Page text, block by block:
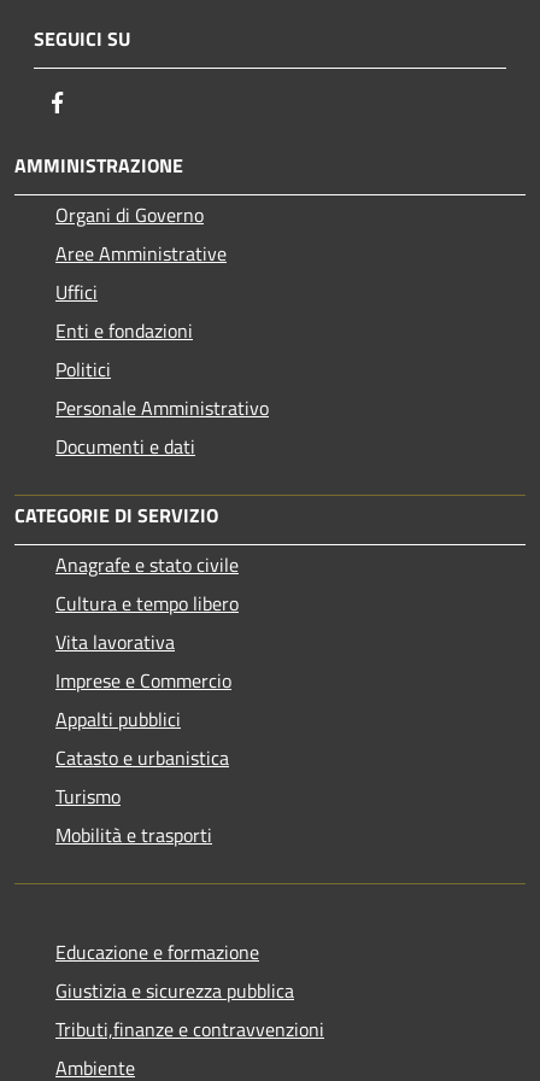
SEGUICI SU
AMMINISTRAZIONE
Organi di Governo
Aree Amministrative
Uffici
Enti e fondazioni
Politici
Personale Amministrativo
Documenti e dati
CATEGORIE DI SERVIZIO
Anagrafe e stato civile
Cultura e tempo libero
Vita lavorativa
Imprese e Commercio
Appalti pubblici
Catasto e urbanistica
Turismo
Mobilità e trasporti
Educazione e formazione
Giustizia e sicurezza pubblica
Tributi,finanze e contravvenzioni
Ambiente